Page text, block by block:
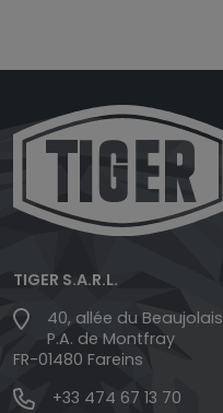
TIGER S.A.R.L.
40, allée du Beaujolais
P.A. de Montfray
FR-01480 Fareins
+33 474 67 13 70